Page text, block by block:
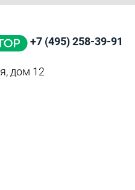
+7 (495) 258-39-91
дом 12